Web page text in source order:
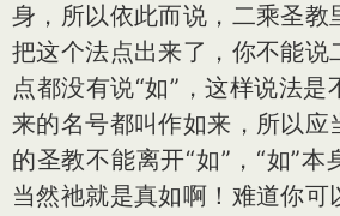
身，所以依此而说，二乘圣教
把这个法点出来了，你不能说
点都没有说“如”，这样说法是
来的名号都叫作如来，所以应
的圣教不能离开“如”，“如”
当然祂就是真如啊！难道你可